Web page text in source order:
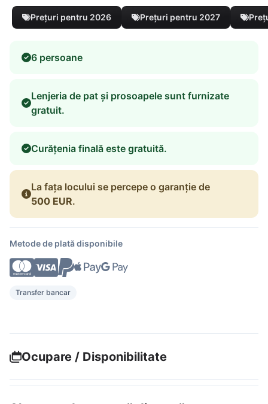
Prețuri pentru 2026 Prețuri pentru 2027
6 persoane
Lenjeria de pat și prosoapele sunt furnizate
gratuit.
Curățenia finală este gratuită.
La fața locului se percepe o garanție de
500 EUR.
Metode de plată disponibile
Transfer bancar
Ocupare / Disponibilitate